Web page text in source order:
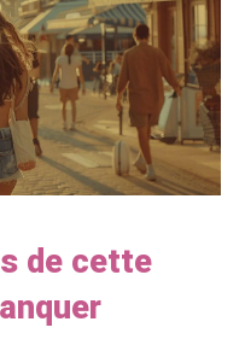
de cette